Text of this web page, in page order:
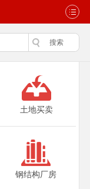
土地买卖
钢结构厂房